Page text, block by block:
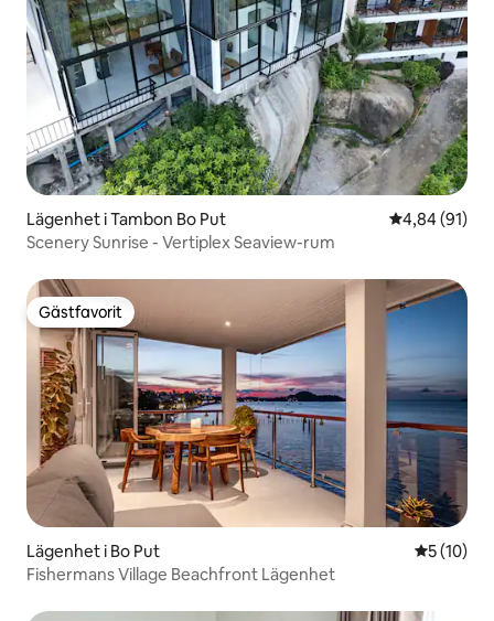
Lägenhet i Tambon Bo Put 4,84 av 5 i
4,84 (91)
Scenery Sunrise - Vertiplex Seaview-rum
Gästfavorit
Gästfavorit
Lägenhet i Bo Put 5 av 5 i
5 (10)
Fishermans Village Beachfront Lägenhet